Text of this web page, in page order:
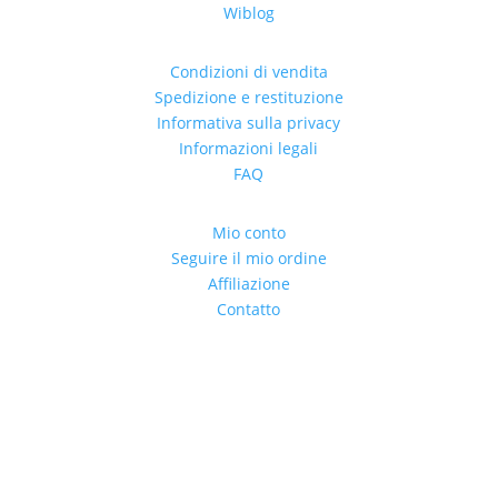
Wiblog
Condizioni di vendita
Spedizione e restituzione
Informativa sulla privacy
Informazioni legali
FAQ
Mio conto
Seguire il mio ordine
Affiliazione
Contatto